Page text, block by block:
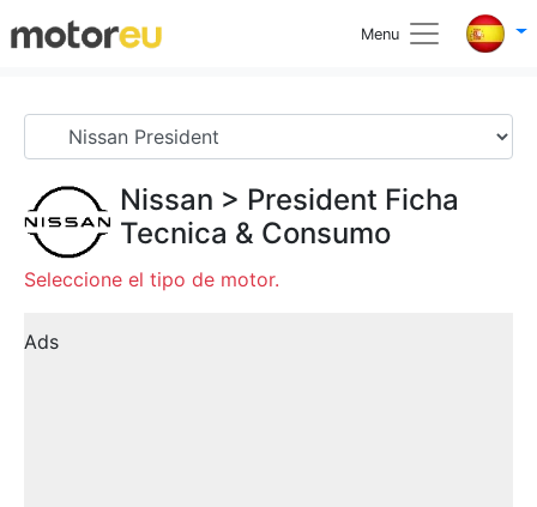
Menu
Nissan > President Ficha
Tecnica & Consumo
Seleccione el tipo de motor.
Ads